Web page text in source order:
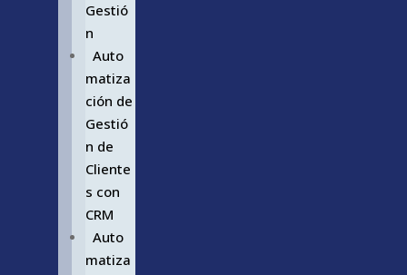
Gestió
n
Auto
matiza
ción de
Gestió
n de
Cliente
s con
CRM
Auto
matiza